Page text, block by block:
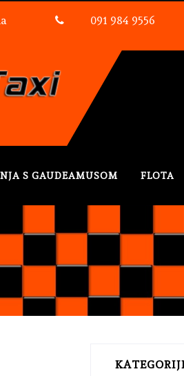
091 984 9556
S GAUDEAMUSOM FLOTA
SVE CIJENE